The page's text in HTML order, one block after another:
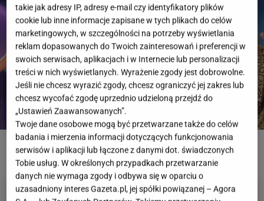
ROZWIĄŻ QUIZ
takie jak adresy IP, adresy e-mail czy identyfikatory plików
cookie lub inne informacje zapisane w tych plikach do celów
marketingowych, w szczególności na potrzeby wyświetlania
reklam dopasowanych do Twoich zainteresowań i preferencji w
swoich serwisach, aplikacjach i w Internecie lub personalizacji
treści w nich wyświetlanych. Wyrażenie zgody jest dobrowolne.
Jeśli nie chcesz wyrazić zgody, chcesz ograniczyć jej zakres lub
chcesz wycofać zgodę uprzednio udzieloną przejdź do
„Ustawień Zaawansowanych”.
Twoje dane osobowe mogą być przetwarzane także do celów
badania i mierzenia informacji dotyczących funkcjonowania
serwisów i aplikacji lub łączone z danymi dot. świadczonych
Tobie usług. W określonych przypadkach przetwarzanie
danych nie wymaga zgody i odbywa się w oparciu o
uzasadniony interes Gazeta.pl, jej spółki powiązanej – Agora